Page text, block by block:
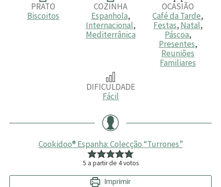
PRATO
Biscoitos
COZINHA
Espanhola,
Internacional,
Mediterrânica
OCASIÃO
Café da Tarde,
Festas, Natal,
Páscoa,
Presentes,
Reuniões
Familiares
DIFICULDADE
Fácil
Cookidoo® Espanha: Colecção “Turrones”
5 a partir de 4votos
Imprimir